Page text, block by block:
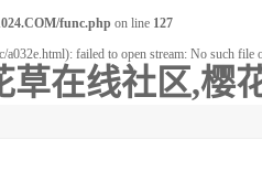
func.php on line 127
a032e.html): failed to open stream: No such file
在线社区,樱